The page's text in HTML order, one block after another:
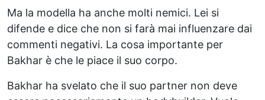
Ma la modella ha anche molti nemici. Lei si
difende e dice che non si farà mai influenzare dai
commenti negativi. La cosa importante per
Bakhar è che le piace il suo corpo.
Bakhar ha svelato che il suo partner non deve